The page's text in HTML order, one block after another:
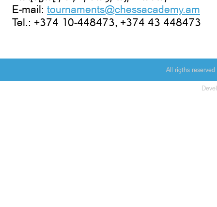
E-mail: tournaments@chessacademy.am
Tel.: +374 10-448473, +374 43 448473
All rigths